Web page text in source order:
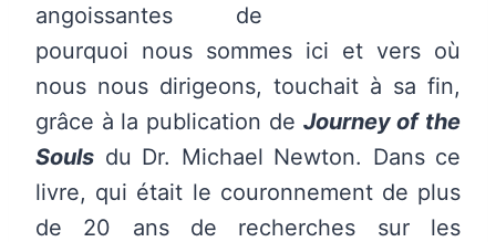
angoissantes de
pourquoi nous sommes ici et vers où
nous nous dirigeons, touchait à sa fin,
grâce à la publication de Journey of the
Souls du Dr. Michael Newton. Dans ce
livre, qui était le couronnement de plus
de 20 ans de recherches sur les